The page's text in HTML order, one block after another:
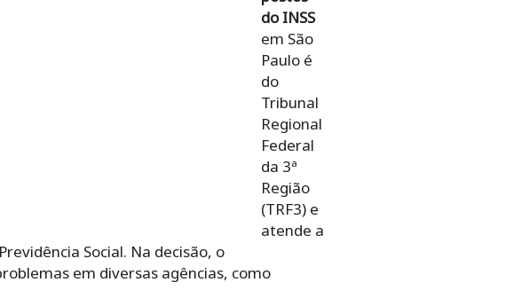
do INSS
em São
Paulo é
do
Tribunal
Regional
Federal
da 3ª
Região
(TRF3) e
atende a
Social. Na decisão, o
em diversas agências, como